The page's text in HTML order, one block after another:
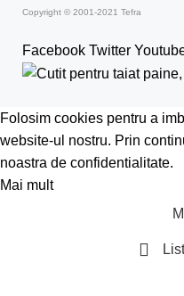
Copyright © 2001-2021 Tefra
Facebook Twitter
Folosim cookies pentru a
website-ul nostru. Prin
noastra de confidentialitate.
Mai mult